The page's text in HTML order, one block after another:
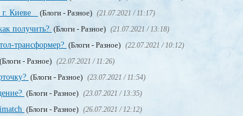
г. Киеве (Блоги - Разное) (21.07.2021 / 11:17)
получить? (Блоги - Разное) (21.07.2021 / 13:18)
трансформер? (Блоги - Разное) (22.07.2021 / 10:12)
(Блоги - Разное) (22.07.2021 / 11:26)
(Блоги - Разное) (23.07.2021 / 11:54)
(Блоги - Разное) (23.07.2021 / 13:35)
(Блоги - Разное) (26.07.2021 / 12:12)